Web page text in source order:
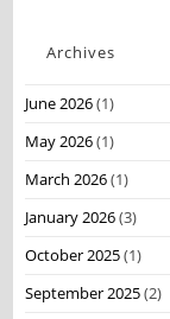
Archives
June 2026(1)
May 2026(1)
March 2026(1)
January 2026(3)
October 2025(1)
September 2025(2)